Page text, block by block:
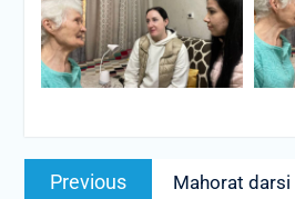
Post
menyusi
Previous
post:
Mahorat darsi